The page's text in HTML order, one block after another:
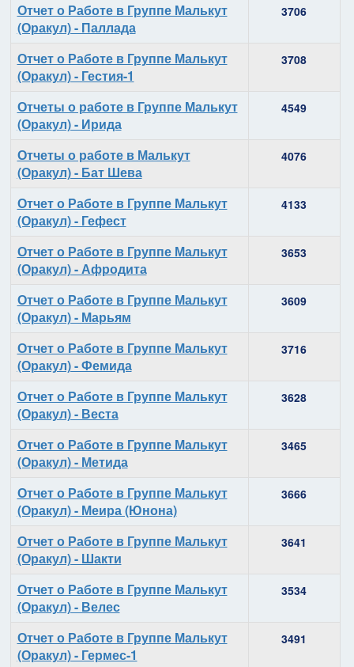
Отчет о Работе в Группе Малькут
(Оракул) - Паллада
3706
Отчет о Работе в Группе Малькут
(Оракул) - Гестия-1
3708
Отчеты о работе в Группе Малькут
(Оракул) - Ирида
4549
Отчеты о работе в Малькут
(Оракул) - Бат Шева
4076
Отчет о Работе в Группе Малькут
(Оракул) - Гефест
4133
Отчет о Работе в Группе Малькут
(Оракул) - Афродита
3653
Отчет о Работе в Группе Малькут
(Оракул) - Марьям
3609
Отчет о Работе в Группе Малькут
(Оракул) - Фемида
3716
Отчет о Работе в Группе Малькут
(Оракул) - Веста
3628
Отчет о Работе в Группе Малькут
(Оракул) - Метида
3465
Отчет о Работе в Группе Малькут
(Оракул) - Меира (Юнона)
3666
Отчет о Работе в Группе Малькут
(Оракул) - Шакти
3641
Отчет о Работе в Группе Малькут
(Оракул) - Велес
3534
Отчет о Работе в Группе Малькут
(Оракул) - Гермес-1
3491